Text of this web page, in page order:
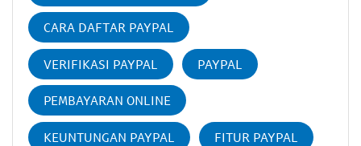
CARA DAFTAR PAYPAL
VERIFIKASI PAYPAL PAYPAL
PEMBAYARAN ONLINE
KEUNTUNGAN PAYPAL FITUR PAYPAL